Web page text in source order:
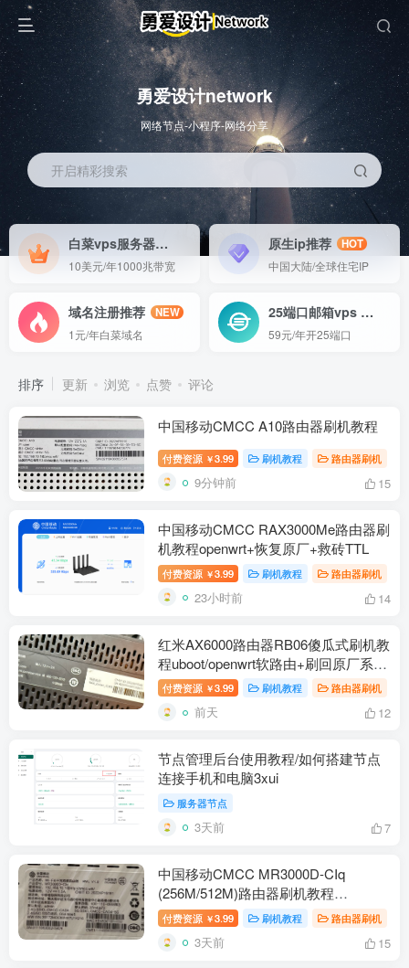
勇爱设计network
网络节点-小程序-网络分享
开启精彩搜索
白菜vps服务器HOT
10美元/年1000兆带宽
原生ip推荐
HOT
中国大陆/全球住宅IP
域名注册推荐
NEW
1元/年白菜域名
25端口邮箱vpsGO
59元/年开25端口
排序 更新 浏览 点赞 评论
中国移动CMCC A10路由器刷机教程
付费资源 ￥3.99 刷机教程 路由器刷机
9分钟前 15
中国移动CMCC RAX3000Me路由器刷
机教程openwrt+恢复原厂+救砖TTL
付费资源 ￥3.99 刷机教程 路由器刷机
23小时前 14
红米AX6000路由器RB06傻瓜式刷机教
程uboot/openwrt软路由+刷回原厂系统
教程
付费资源 ￥3.99 刷机教程 路由器刷机
前天 12
节点管理后台使用教程/如何搭建节点
连接手机和电脑3xui
服务器节点
3天前 7
中国移动CMCC MR3000D-CIq
(256M/512M)路由器刷机教程
openwrt+恢复原厂
付费资源 ￥3.99 刷机教程 路由器刷机
3天前 15